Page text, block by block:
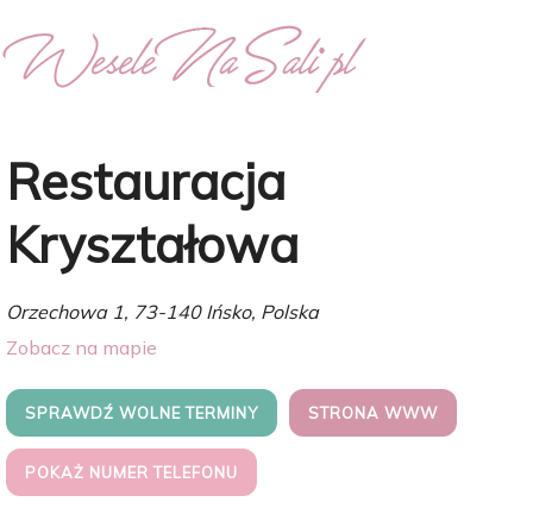
Restauracja
Kryształowa
Orzechowa 1, 73-140 Ińsko, Polska
Zobacz na mapie
SPRAWDŹ WOLNE TERMINY STRONA WWW
POKAŻ NUMER TELEFONU